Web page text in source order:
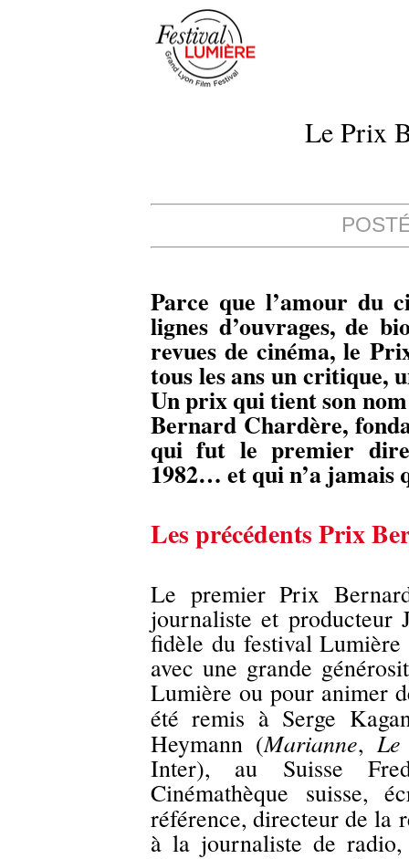
Le Prix
Parce que l’amour du
lignes d’ouvrages, de
revues de cinéma, le
tous les ans un critique,
Un prix qui tient son
Bernard Chardère,
qui fut le premier
1982… et qui n’a jamais
Les précédents Prix
Le premier Prix
journaliste et producteur
fidèle du festival
avec une grande
Lumière ou pour animer
été remis à Serge
Heymann (Marianne,
Inter), au Suisse
Cinémathèque suisse,
référence, directeur de la
à la journaliste de